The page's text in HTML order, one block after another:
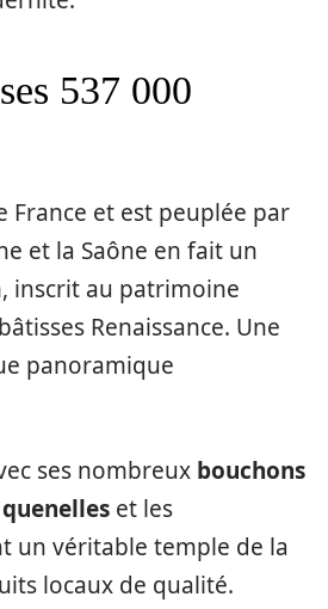
537 000
et est peuplée par
et la Saône en fait un
inscrit au patrimoine
Renaissance. Une
panoramique
ses nombreux bouchons
quenelles et les
un véritable temple de la
locaux de qualité.